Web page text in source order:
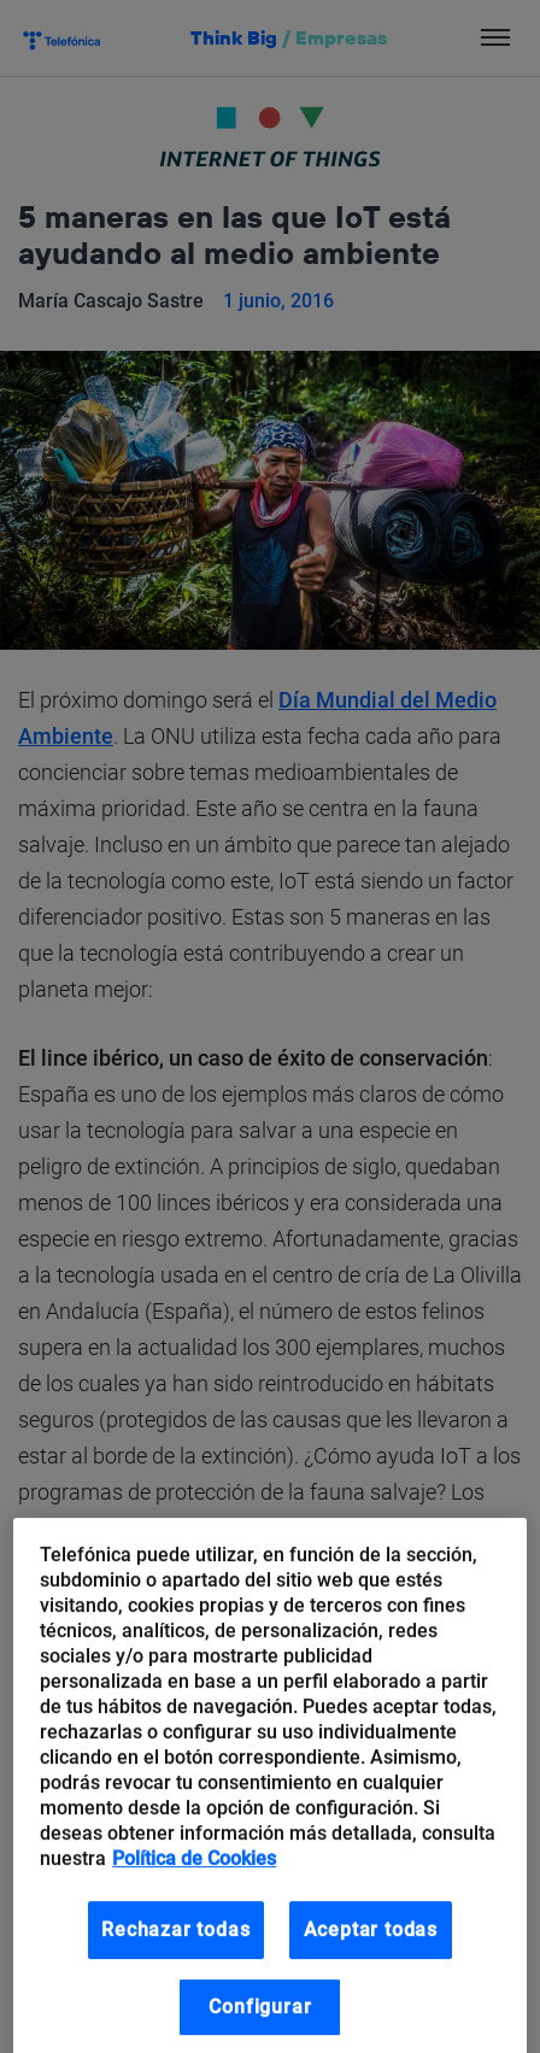
Think Big / Empresas
5 maneras en las que IoT está
ayudando al medio ambiente
María Cascajo Sastre 1 junio, 2016
El próximo domingo será el Día Mundial del Medio
Ambiente. La ONU utiliza esta fecha cada año para
concienciar sobre temas medioambientales de
máxima prioridad. Este año se centra en la fauna
salvaje. Incluso en un ámbito que parece tan alejado
de la tecnología como este, IoT está siendo un factor
diferenciador positivo. Estas son 5 maneras en las
que la tecnología está contribuyendo a crear un
planeta mejor:
El lince ibérico, un caso de éxito de conservación:
España es uno de los ejemplos más claros de cómo
usar la tecnología para salvar a una especie en
peligro de extinción. A principios de siglo, quedaban
menos de 100 linces ibéricos y era considerada una
especie en riesgo extremo. Afortunadamente, gracias
a la tecnología usada en el centro de cría de La Olivilla
en Andalucía (España), el número de estos felinos
supera en la actualidad los 300 ejemplares, muchos
de los cuales ya han sido reintroducido en hábitats
seguros (protegidos de las causas que les llevaron a
estar al borde de la extinción). ¿Cómo ayuda IoT a los
programas de protección de la fauna salvaje? Los
georeferencian de la misma manera que haría
cualquier sistema de gestión conectada de activos.
Gracias a su información proporcionada, los
científicos pueden estudiar los comportamientos de
los animales en libertad, sus movimientos y cómo
ocupan el espacio a su disposición. Con la ayuda de
drones, además, pueden vigilarlos a distancia de una
manera menos invasiva que con personas. Los
investigadores están barajando la posibilidad en un
batería, por sensores subcutáneos imperceptibles, a
modo de DNI que acompañaría al lince de por vida.
Sensores medioambientales: Está claro que los
Telefónica puede utilizar, en función de la sección,
subdominio o apartado del sitio web que estés
visitando, cookies propias y de terceros con fines
técnicos, analíticos, de personalización, redes
sociales y/o para mostrarte publicidad
personalizada en base a un perfil elaborado a partir
de tus hábitos de navegación. Puedes aceptar todas,
rechazarlas o configurar su uso individualmente
clicando en el botón correspondiente. Asimismo,
podrás revocar tu consentimiento en cualquier
momento desde la opción de configuración. Si
deseas obtener información más detallada, consulta
nuestra Política de Cookies
Rechazar todas Aceptar todas
Configurar